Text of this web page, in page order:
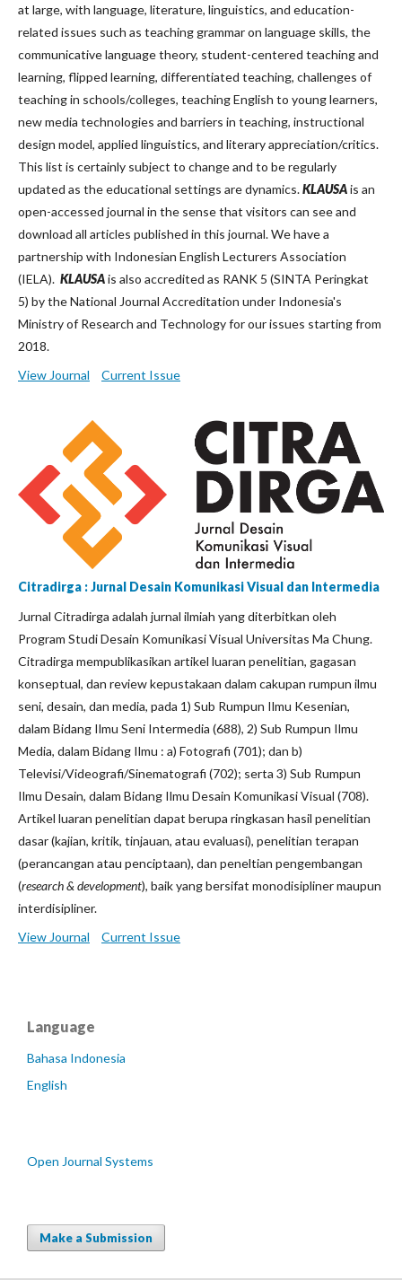
at large, with language, literature, linguistics, and education-
related issues such as teaching grammar on language skills, the
communicative language theory, student-centered teaching and
learning, flipped learning, differentiated teaching, challenges of
teaching in schools/colleges, teaching English to young learners,
new media technologies and barriers in teaching, instructional
design model, applied linguistics, and literary appreciation/critics.
This list is certainly subject to change and to be regularly
updated as the educational settings are dynamics.KLAUSAis an
open-accessed journal in the sense that visitors can see and
download all articles published in this journal. We have a
partnership with Indonesian English Lecturers Association
(IELA). KLAUSAis also accredited as RANK 5 (SINTA Peringkat
5) by the National Journal Accreditation under Indonesia's
Ministry of Research and Technology for our issues starting from
2018.
View Journal
Current Issue
Citradirga : Jurnal Desain Komunikasi Visual dan Intermedia
Jurnal Citradirga adalah jurnal ilmiah yang diterbitkan oleh
Program Studi Desain Komunikasi Visual Universitas Ma Chung.
Citradirga mempublikasikan artikel luaran penelitian, gagasan
konseptual, dan review kepustakaan dalam cakupan rumpun ilmu
seni, desain, dan media, pada 1) Sub Rumpun Ilmu Kesenian,
dalam Bidang Ilmu Seni Intermedia (688), 2) Sub Rumpun Ilmu
Media, dalam Bidang Ilmu : a) Fotografi (701); dan b)
Televisi/Videografi/Sinematografi (702); serta 3) Sub Rumpun
Ilmu Desain, dalam Bidang Ilmu Desain Komunikasi Visual (708).
Artikel luaran penelitian dapat berupa ringkasan hasil penelitian
dasar (kajian, kritik, tinjauan, atau evaluasi), penelitian terapan
(perancangan atau penciptaan), dan peneltian pengembangan
(research & development), baik yang bersifat monodisipliner maupun
interdisipliner.
View Journal
Current Issue
Language
Bahasa Indonesia
English
Open Journal Systems
Make a Submission